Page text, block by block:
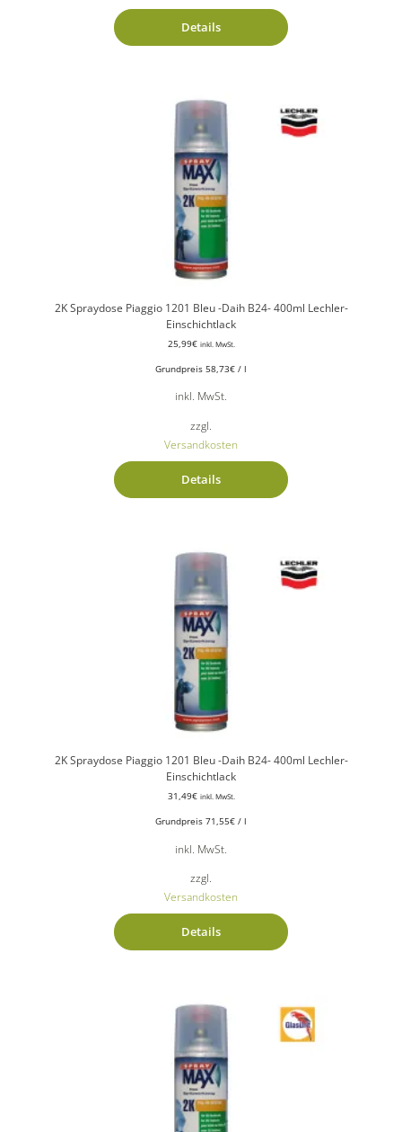
Details
2K Spraydose Piaggio 1201 Bleu -Daih B24- 400ml Lechler-
Einschichtlack
25,99€ inkl. MwSt.
Grundpreis 58,73€ / l
inkl. MwSt.
zzgl.
Versandkosten
Details
2K Spraydose Piaggio 1201 Bleu -Daih B24- 400ml Lechler-
Einschichtlack
31,49€ inkl. MwSt.
Grundpreis 71,55€ / l
inkl. MwSt.
zzgl.
Versandkosten
Details